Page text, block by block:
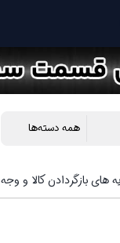
های بازگردادن کالا و وجه